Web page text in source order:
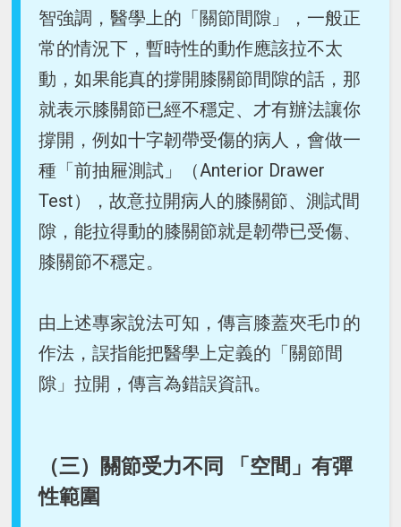
智強調，醫學上的「關節間隙」，一般正
常的情況下，暫時性的動作應該拉不太
動，如果能真的撐開膝關節間隙的話，那
就表示膝關節已經不穩定、才有辦法讓你
撐開，例如十字韌帶受傷的病人，會做一
種「前抽屜測試」（Anterior Drawer
Test），故意拉開病人的膝關節、測試間
隙，能拉得動的膝關節就是韌帶已受傷、
膝關節不穩定。
由上述專家說法可知，傳言膝蓋夾毛巾的
作法，誤指能把醫學上定義的「關節間
隙」拉開，傳言為錯誤資訊。
（三）關節受力不同 「空間」有彈
性範圍